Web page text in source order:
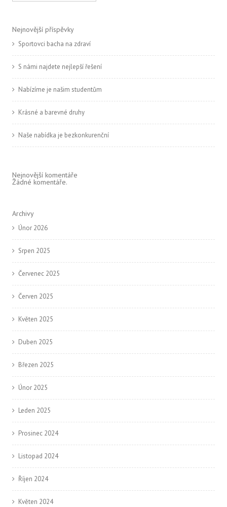
Nejnovější příspěvky
Sportovci bacha na zdraví
S námi najdete nejlepší řešení
Nabízíme je našim studentům
Krásné a barevné druhy
Naše nabídka je bezkonkurenční
Nejnovější komentáře
Žádné komentáře.
Archivy
Únor 2026
Srpen 2025
Červenec 2025
Červen 2025
Květen 2025
Duben 2025
Březen 2025
Únor 2025
Leden 2025
Prosinec 2024
Listopad 2024
Říjen 2024
Květen 2024